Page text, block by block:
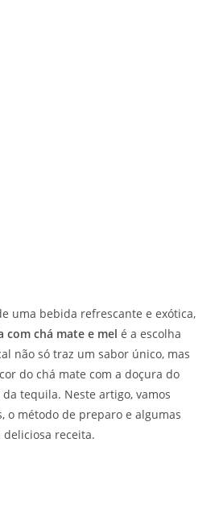
uma bebida refrescante e exótica,
com chá mate e mel é a escolha
não só traz um sabor único, mas
do chá mate com a doçura do
tequila. Neste artigo, vamos
o método de preparo e algumas
receita.